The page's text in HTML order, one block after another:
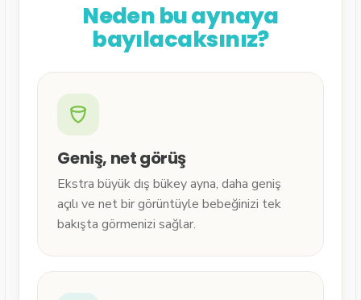
Neden bu aynaya
bayılacaksınız?
Geniş, net görüş
Ekstra büyük dış bükey ayna, daha geniş
açılı ve net bir görüntüyle bebeğinizi tek
bakışta görmenizi sağlar.